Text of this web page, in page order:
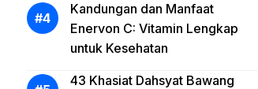
Kandungan dan Manfaat
Enervon C: Vitamin Lengkap
untuk Kesehatan
43 Khasiat Dahsyat Bawang